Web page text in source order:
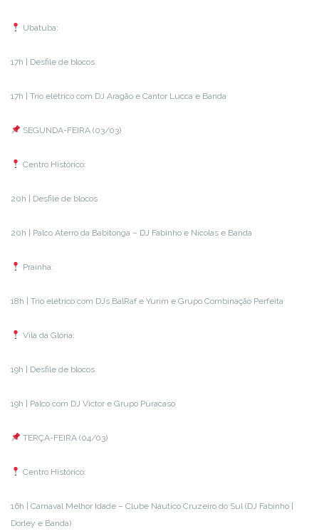
Ubatuba:
17h | Desfile de blocos
17h | Trio elétrico com DJ Aragão e Cantor Lucca e Banda
SEGUNDA-FEIRA (03/03)
Centro Histórico:
20h | Desfile de blocos
20h | Palco Aterro da Babitonga – DJ Fabinho e Nícolas e Banda
Prainha:
18h | Trio elétrico com DJs BalRaf e Yurim e Grupo Combinação Perfeita
Vila da Glória:
19h | Desfile de blocos
19h | Palco com DJ Victor e Grupo Puracaso
TERÇA-FEIRA (04/03)
Centro Histórico:
16h | Carnaval Melhor Idade – Clube Náutico Cruzeiro do Sul (DJ Fabinho |
Dorley e Banda)